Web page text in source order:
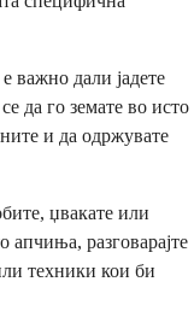
важно дали јадете
да го земате во исто
и да одржувате
џвакате или
разговарајте
техники кои би